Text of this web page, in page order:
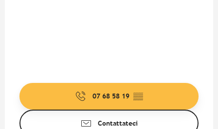
07 68 58 19 ▒▒
Contattateci